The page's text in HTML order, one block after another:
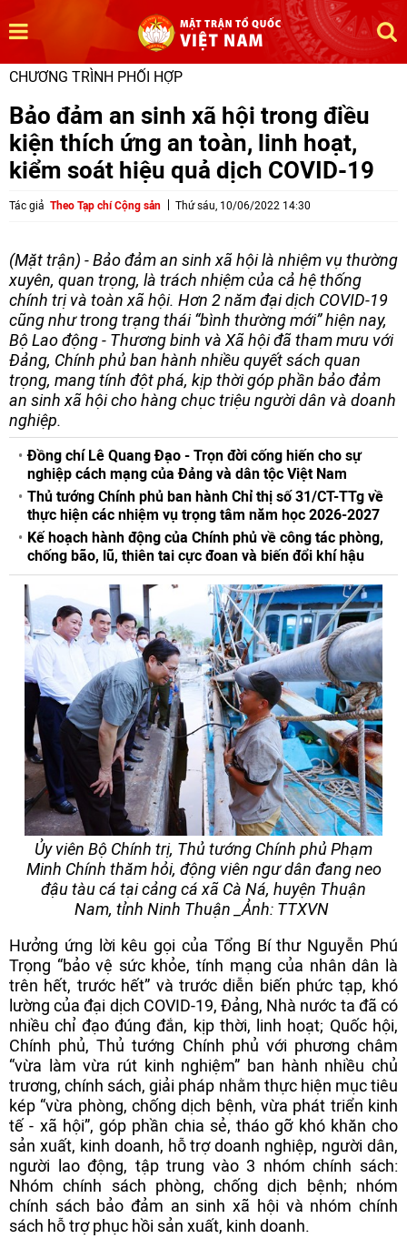
CHƯƠNG TRÌNH PHỐI HỢP
Bảo đảm an sinh xã hội trong điều
kiện thích ứng an toàn, linh hoạt,
kiểm soát hiệu quả dịch COVID-19
Tác giả Theo Tạp chí Cộng sản Thứ sáu, 10/06/2022 14:30
(Mặt trận) - Bảo đảm an sinh xã hội là nhiệm vụ thường
xuyên, quan trọng, là trách nhiệm của cả hệ thống
chính trị và toàn xã hội. Hơn 2 năm đại dịch COVID-19
cũng như trong trạng thái “bình thường mới” hiện nay,
Bộ Lao động - Thương binh và Xã hội đã tham mưu với
Đảng, Chính phủ ban hành nhiều quyết sách quan
trọng, mang tính đột phá, kịp thời góp phần bảo đảm
an sinh xã hội cho hàng chục triệu người dân và doanh
nghiệp.
Đồng chí Lê Quang Đạo - Trọn đời cống hiến cho sự
nghiệp cách mạng của Đảng và dân tộc Việt Nam
Thủ tướng Chính phủ ban hành Chỉ thị số 31/CT-TTg về
thực hiện các nhiệm vụ trọng tâm năm học 2026-2027
Kế hoạch hành động của Chính phủ về công tác phòng,
chống bão, lũ, thiên tai cực đoan và biến đổi khí hậu
Ủy viên Bộ Chính trị, Thủ tướng Chính phủ Phạm
Minh Chính thăm hỏi, động viên ngư dân đang neo
đậu tàu cá tại cảng cá xã Cà Ná, huyện Thuận
Nam, tỉnh Ninh Thuận _Ảnh: TTXVN
Hưởng ứng lời kêu gọi của Tổng Bí thư Nguyễn Phú
Trọng “bảo vệ sức khỏe, tính mạng của nhân dân là
trên hết, trước hết” và trước diễn biến phức tạp, khó
lường của đại dịch COVID-19, Đảng, Nhà nước ta đã có
nhiều chỉ đạo đúng đắn, kịp thời, linh hoạt; Quốc hội,
Chính phủ, Thủ tướng Chính phủ với phương châm
“vừa làm vừa rút kinh nghiệm” ban hành nhiều chủ
trương, chính sách, giải pháp nhằm thực hiện mục tiêu
kép “vừa phòng, chống dịch bệnh, vừa phát triển kinh
tế - xã hội”, góp phần chia sẻ, tháo gỡ khó khăn cho
sản xuất, kinh doanh, hỗ trợ doanh nghiệp, người dân,
người lao động, tập trung vào 3 nhóm chính sách:
Nhóm chính sách phòng, chống dịch bệnh; nhóm
chính sách bảo đảm an sinh xã hội và nhóm chính
sách hỗ trợ phục hồi sản xuất, kinh doanh.